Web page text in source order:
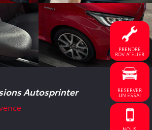
PRENDRE
RDV ATELIER
RESERVER
UN ESSAI
Autosprinter